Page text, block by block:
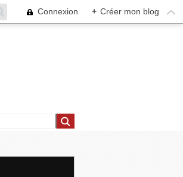
Connexion + Créer mon blog